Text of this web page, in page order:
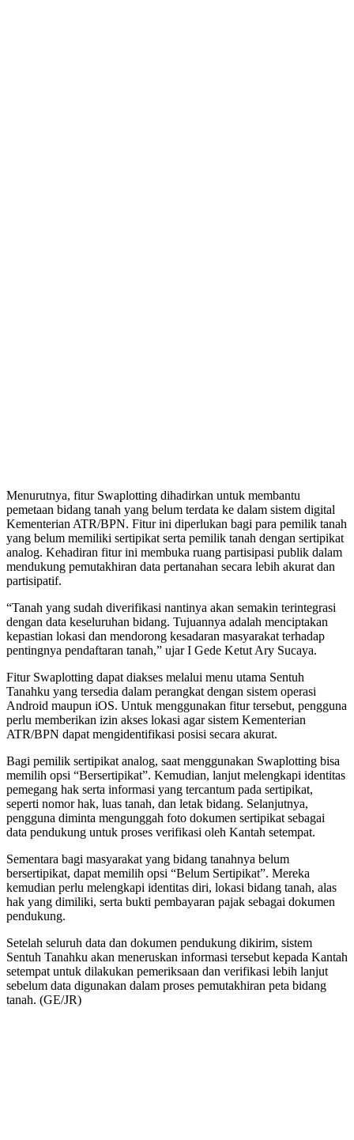
Menurutnya, fitur Swaplotting dihadirkan untuk membantu
pemetaan bidang tanah yang belum terdata ke dalam sistem digital
Kementerian ATR/BPN. Fitur ini diperlukan bagi para pemilik tanah
yang belum memiliki sertipikat serta pemilik tanah dengan sertipikat
analog. Kehadiran fitur ini membuka ruang partisipasi publik dalam
mendukung pemutakhiran data pertanahan secara lebih akurat dan
partisipatif.
“Tanah yang sudah diverifikasi nantinya akan semakin terintegrasi
dengan data keseluruhan bidang. Tujuannya adalah menciptakan
kepastian lokasi dan mendorong kesadaran masyarakat terhadap
pentingnya pendaftaran tanah,” ujar I Gede Ketut Ary Sucaya.
Fitur Swaplotting dapat diakses melalui menu utama Sentuh
Tanahku yang tersedia dalam perangkat dengan sistem operasi
Android maupun iOS. Untuk menggunakan fitur tersebut, pengguna
perlu memberikan izin akses lokasi agar sistem Kementerian
ATR/BPN dapat mengidentifikasi posisi secara akurat.
Bagi pemilik sertipikat analog, saat menggunakan Swaplotting bisa
memilih opsi “Bersertipikat”. Kemudian, lanjut melengkapi identitas
pemegang hak serta informasi yang tercantum pada sertipikat,
seperti nomor hak, luas tanah, dan letak bidang. Selanjutnya,
pengguna diminta mengunggah foto dokumen sertipikat sebagai
data pendukung untuk proses verifikasi oleh Kantah setempat.
Sementara bagi masyarakat yang bidang tanahnya belum
bersertipikat, dapat memilih opsi “Belum Sertipikat”. Mereka
kemudian perlu melengkapi identitas diri, lokasi bidang tanah, alas
hak yang dimiliki, serta bukti pembayaran pajak sebagai dokumen
pendukung.
Setelah seluruh data dan dokumen pendukung dikirim, sistem
Sentuh Tanahku akan meneruskan informasi tersebut kepada Kantah
setempat untuk dilakukan pemeriksaan dan verifikasi lebih lanjut
sebelum data digunakan dalam proses pemutakhiran peta bidang
tanah. (GE/JR)